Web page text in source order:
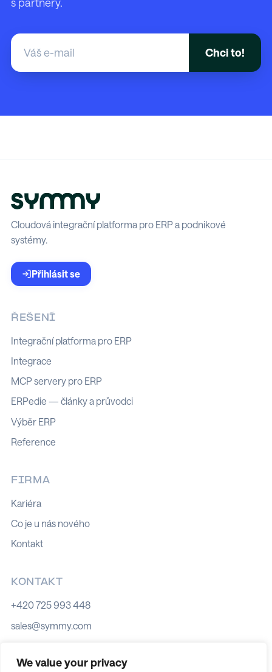
We value your privacy
Cloudová integrační platforma pro ERP a podnikové
systémy.
Přihlásit se
ŘEŠENÍ
Integrační platforma pro ERP
Integrace
MCP servery pro ERP
ERPedie — články a průvodci
Výběr ERP
Reference
FIRMA
Kariéra
Co je u nás nového
Kontakt
KONTAKT
+420 725 993 448
sales@symmy.com